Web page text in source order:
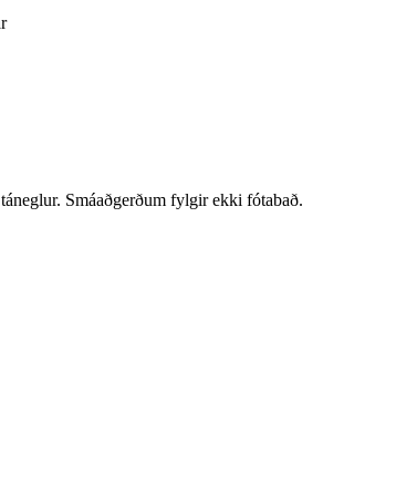
Smáaðgerðum fylgir ekki fótabað.